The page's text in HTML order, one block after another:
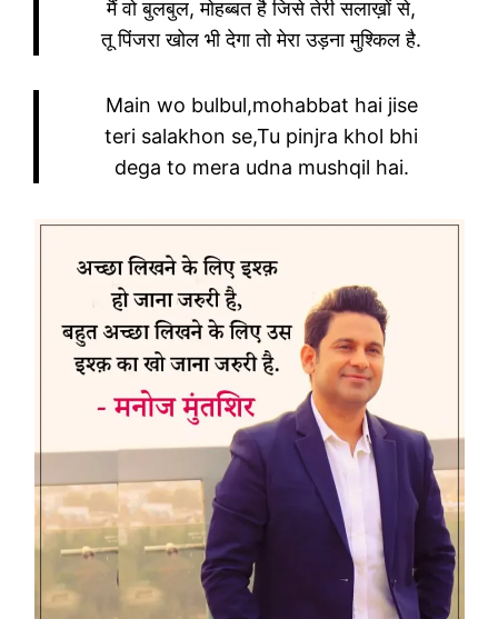
मैं वो बुलबुल, मोहब्बत है जिसे तेरी सलाख़ों से,
तू पिंजरा खोल भी देगा तो मेरा उड़ना मुश्किल है.
Main wo bulbul,mohabbat hai jise
teri salakhon se,Tu pinjra khol bhi
dega to mera udna mushqil hai.